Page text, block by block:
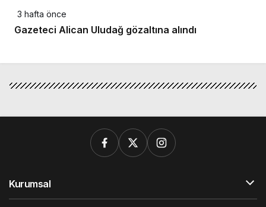
3 hafta önce
Gazeteci Alican Uludağ gözaltına alındı
Kurumsal